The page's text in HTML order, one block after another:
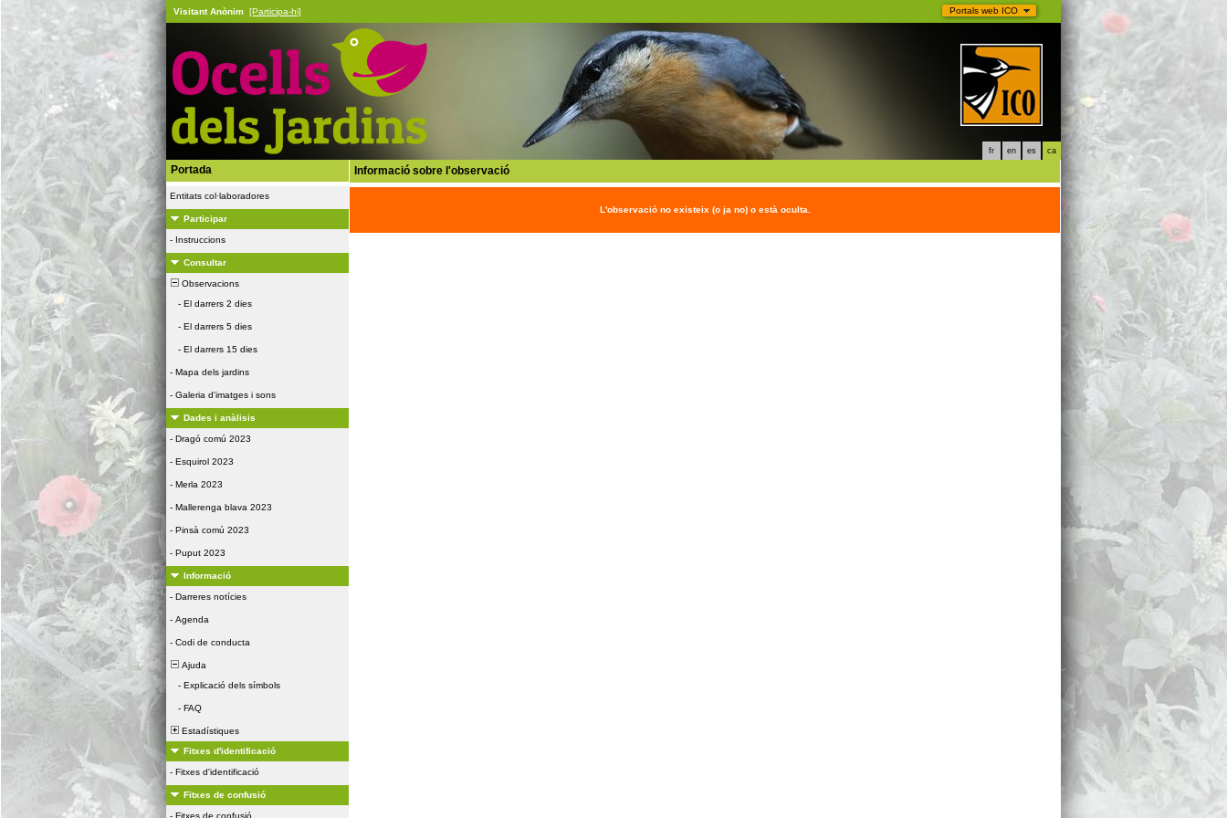
Portals web ICO
Visitant Anònim [Participa-hi]
fr en es ca
Portada
Entitats col·laboradores
Participar
- Instruccions
Consultar
Observacions
- El darrers 2 dies
- El darrers 5 dies
- El darrers 15 dies
- Mapa dels jardins
- Galeria d'imatges i sons
Dades i anàlisis
- Dragó comú 2023
- Esquirol 2023
- Merla 2023
- Mallerenga blava 2023
- Pinsà comú 2023
- Puput 2023
Informació
- Darreres notícies
- Agenda
- Codi de conducta
Ajuda
- Explicació dels símbols
- FAQ
Estadístiques
Fitxes d'identificació
- Fitxes d'identificació
Fitxes de confusió
- Fitxes de confusió
Informació sobre l'observació
L'observació no existeix (o ja no) o està oculta.